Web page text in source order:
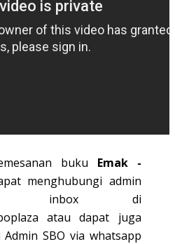
buku Emak -
menghubungi admin
inbox di
atau dapat juga
SBO via whatsapp